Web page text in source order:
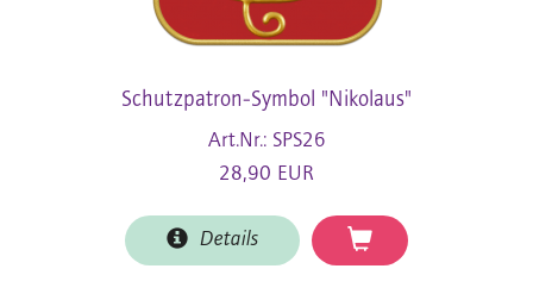
Schutzpatron-Symbol "Nikolaus"
Art.Nr.: SPS26
28,90 EUR
Details